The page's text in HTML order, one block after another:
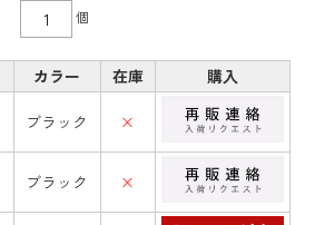
個
カラー 在庫 購入
ブラック ×
ブラック ×